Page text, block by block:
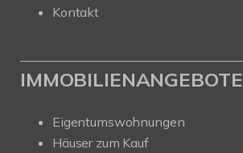
Kontakt
IMMOBILIENANGEBOTE
Eigentumswohnungen
Häuser zum Kauf